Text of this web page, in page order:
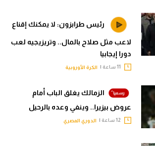
رئيس طرابزون: لا يمكنك إقناع
لاعب مثل صلاح بالمال.. وتريزيجيه لعب
دورا إيجابيا
الكرة الأوروبية
الزمالك يغلق الباب أمام
عروض بيزيرا.. وينفي وعده بالرحيل
الدوري المصري